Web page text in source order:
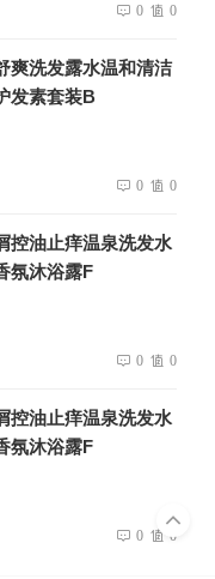
0 0
爽洗发露水温和清洁
发素套装B
0 0
控油止痒温泉洗发水
氛沐浴露F
0 0
控油止痒温泉洗发水
氛沐浴露F
0 0